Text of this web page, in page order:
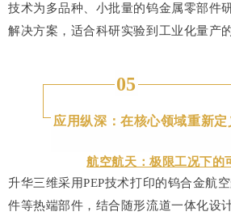
技术为多品种、小批量的钨金属零部件
解决方案，适合科研实验到工业化量产
05
应用纵深：在核心领域重新定
航空航天：极限工况下的
升华三维采用PEP技术打印的钨合金航
件等热端部件，结合随形流道一体化设